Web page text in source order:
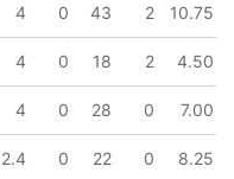
4 0 43 2 10.75
4 0 18 2 4.50
4 0 28 0 7.00
2.4 0 22 0 8.25